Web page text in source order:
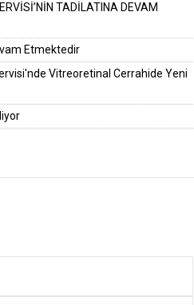
TADİLATINA DEVAM
Etmektedir
Vitreoretinal Cerrahide Yeni